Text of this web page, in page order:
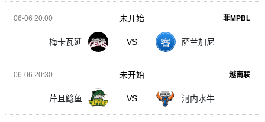
06-06 20:00 菲MPBL
梅卡瓦延 VS 萨兰加尼
未开始
06-06 20:30 越南联
芹且鲶鱼 VS 河内水牛
未开始